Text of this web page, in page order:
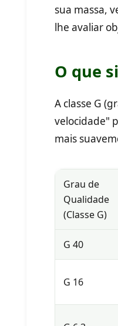
sua massa,
lhe avaliar
O que
A classe G
velocidade"
mais
Grau de
Qualidade
(Classe G)
G 40
G 16